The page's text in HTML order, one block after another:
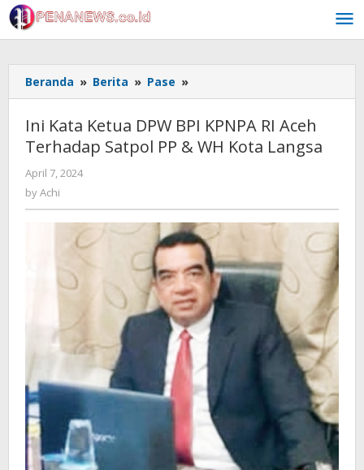
Skip
to
content
Beranda » Berita » Pase »
Kata
DPW
BPI
Satpol
PP
&
WH
Kota
Langsa
Ini Kata Ketua DPW BPI KPNPA RI Aceh
Terhadap Satpol PP & WH Kota Langsa
April 7, 2024
byAchi